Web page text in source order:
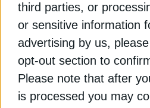
third parties, or
or sensitive information
advertising by us,
opt-out section to
Please note that after
is processed you may
ΕΥΑΓΓΕΛΟΣ ΜΥΤΙΛΗΝΑΙΟΣ